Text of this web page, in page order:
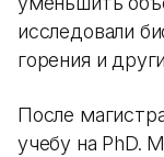
исследовали
горения и
После
учебу на PhD.